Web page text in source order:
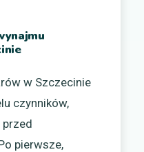
w Szczecinie
czynników,
pierwsze,